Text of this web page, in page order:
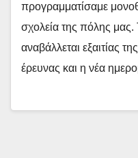
προγραμματίσαμε
σχολεία της πόλης μας.
αναβάλλεται εξαιτίας
έρευνας και η νέα